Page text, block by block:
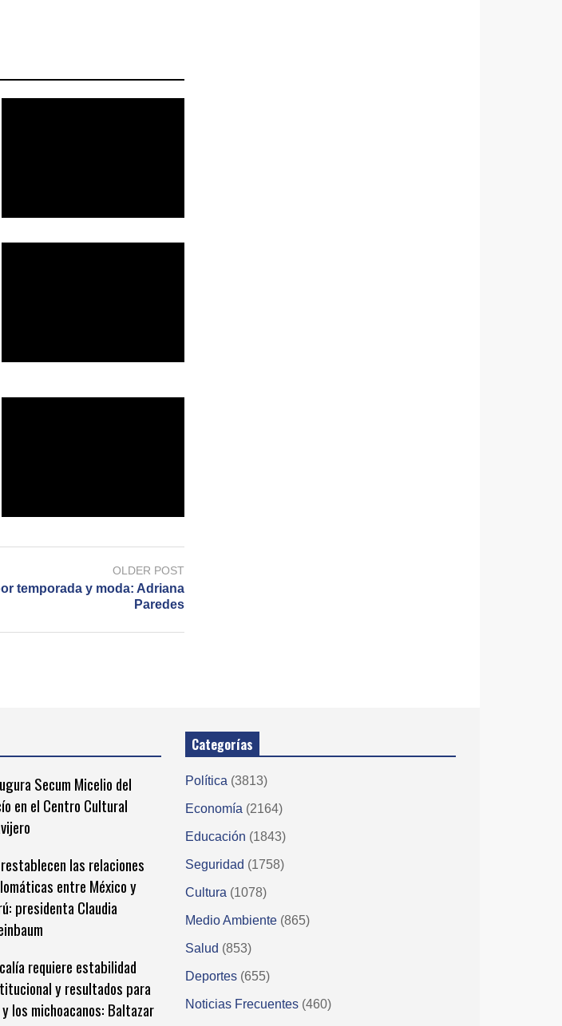
OLDER POST
temporada y moda: Adriana
Paredes
Secum Micelio del
en el Centro Cultural
las relaciones
entre México y
presidenta Claudia
requiere estabilidad
y resultados para
los michoacanos: Baltazar
Categorías
Política (3813)
Economía (2164)
Educación (1843)
Seguridad (1758)
Cultura (1078)
Medio Ambiente (865)
Salud (853)
Deportes (655)
Noticias Frecuentes (460)